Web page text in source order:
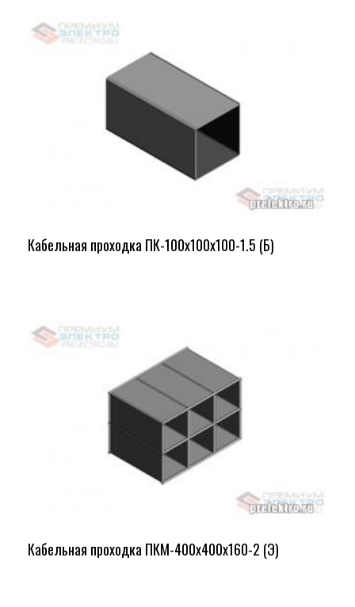
Кабельная проходка ПК-100х100х100-1.5 (Б)
Кабельная проходка ПКМ-400х400х160-2 (Э)